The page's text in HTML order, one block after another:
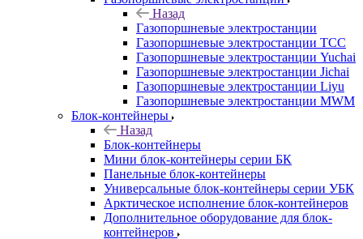
Назад
Газопоршневые электростанции
Газопоршневые электростанции ТСС
Газопоршневые электростанции Yuchai
Газопоршневые электростанции Jichai
Газопоршневые электростанции Liyu
Газопоршневые электростанции MWM
Блок-контейнеры
Назад
Блок-контейнеры
Мини блок-контейнеры серии БК
Панельные блок-контейнеры
Универсальные блок-контейнеры серии УБК
Арктическое исполнение блок-контейнеров
Дополнительное оборудование для блок-
контейнеров